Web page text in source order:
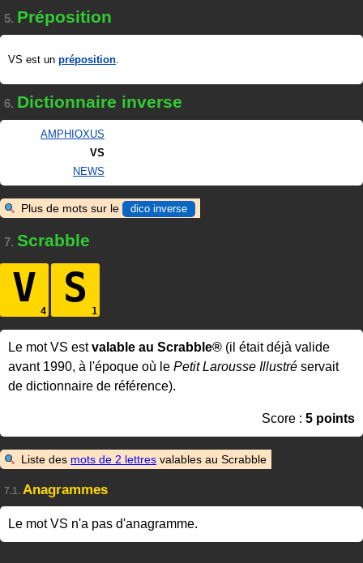
5. Préposition
VS est un préposition.
6. Dictionnaire inverse
AMPHIOXUS
VS
NEWS
Plus de mots sur le dico inverse
7. Scrabble
V S
Le mot VS estvalable au Scrabble® (il était déjà valide
avant 1990, à l'époque où le Petit Larousse Illustré servait
de dictionnaire de référence).
Score : 5 points
Liste des mots de 2 lettres valables au Scrabble
7.1. Anagrammes
Le mot VS n'a pas d'anagramme.